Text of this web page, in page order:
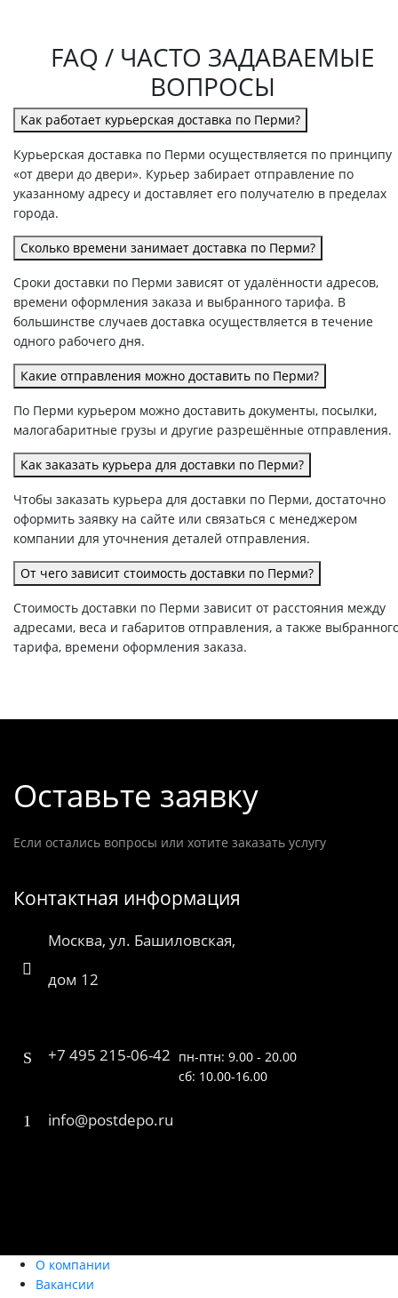
FAQ / ЧАСТО ЗАДАВАЕМЫЕ
ВОПРОСЫ
Как работает курьерская доставка по Перми?
Курьерская доставка по Перми осуществляется по принципу
«от двери до двери». Курьер забирает отправление по
указанному адресу и доставляет его получателю в пределах
города.
Сколько времени занимает доставка по Перми?
Сроки доставки по Перми зависят от удалённости адресов,
времени оформления заказа и выбранного тарифа. В
большинстве случаев доставка осуществляется в течение
одного рабочего дня.
Какие отправления можно доставить по Перми?
По Перми курьером можно доставить документы, посылки,
малогабаритные грузы и другие разрешённые отправления.
Как заказать курьера для доставки по Перми?
Чтобы заказать курьера для доставки по Перми, достаточно
оформить заявку на сайте или связаться с менеджером
компании для уточнения деталей отправления.
От чего зависит стоимость доставки по Перми?
Стоимость доставки по Перми зависит от расстояния между
адресами, веса и габаритов отправления, а также
тарифа, времени оформления заказа.
Оставьте заявку
Если остались вопросы или хотите заказать услугу
Контактная информация
Москва, ул. Башиловская,
дом 12
+7 495 215-06-42 пн-птн: 9.00 - 20.00
сб: 10.00-16.00
info@postdepo.ru
О компании
Вакансии